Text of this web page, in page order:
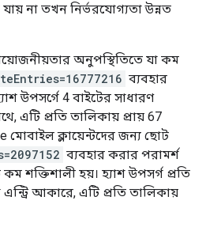
না তখন নির্ভরযোগ্যতা উন্নত
অনুপস্থিতিতে যা কম
ব্যবহার
উপসর্গে 4 বাইটের সাধারণ
এটি প্রতি তালিকায় প্রায় 67
মোবাইল ক্লায়েন্টদের জন্য ছোট
ব্যবহার করার পরামর্শ
শক্তিশালী হয়। হ্যাশ উপসর্গ প্রতি
আকারে, এটি প্রতি তালিকায়